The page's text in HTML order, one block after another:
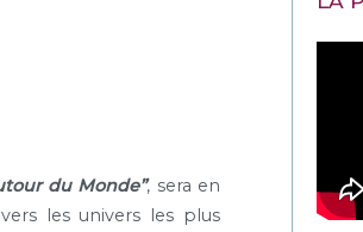
du Monde”, sera en
les univers les plus